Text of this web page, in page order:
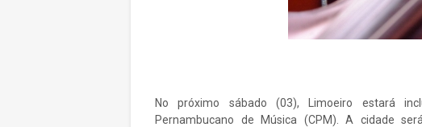
No próximo sábado (03), Limoeiro estará
Pernambucano de Música (CPM). A cidade